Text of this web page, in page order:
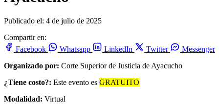
Publicado el: 4 de julio de 2025
Compartir en:
Facebook
Whatsapp LinkedIn Twitter
Messenger
Organizado por: Corte Superior de Justicia de Ayacucho
¿Tiene costo?: Este evento es GRATUITO
Modalidad: Virtual